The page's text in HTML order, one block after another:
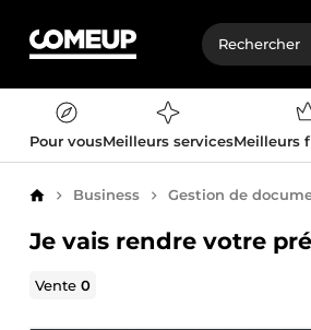
Pour vousMeilleurs servicesMeilleurs
AccueilBusiness Gestion de
Je vais rendre votre
Vente0